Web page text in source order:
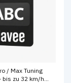
/ Max Tuning
bis zu 32 km/h